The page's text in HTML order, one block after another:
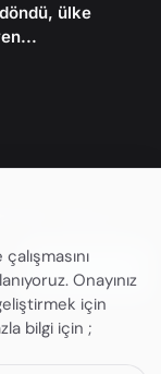
ülke
olmak için
Abone OL
Onayınız
için
bilgi için ;